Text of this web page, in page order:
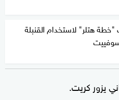
هتلر" لاستخدام القنبلة
يزور كريت.